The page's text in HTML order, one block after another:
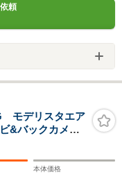
頼
モデリスタエア
&バックカメラ/
革快適温熱シー
本体価格